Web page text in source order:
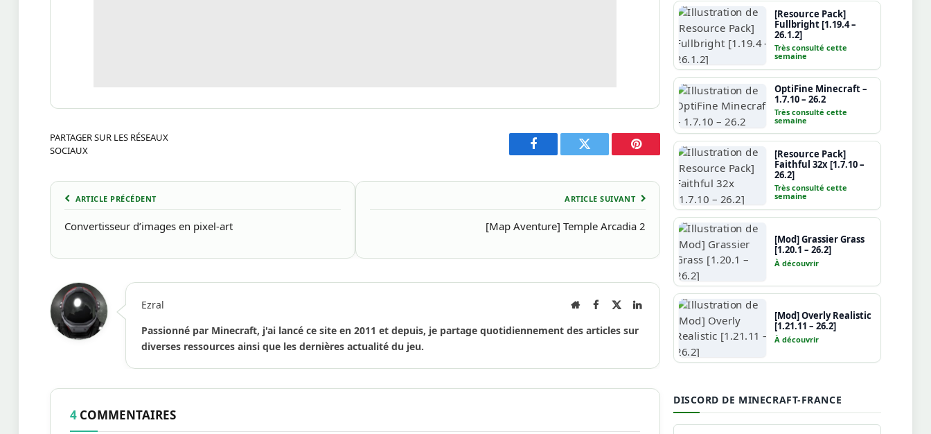
PARTAGER SUR LES RÉSEAUX
SOCIAUX
Facebook Twitter Pinterest
ARTICLE PRÉCÉDENT
Convertisseur d’images en pixel-art
ARTICLE SUIVANT
[Map Aventure] Temple Arcadia 2
Ezral
Site Facebook LinkedIn
Passionné par Minecraft, j'ai lancé ce site en 2011 et depuis, je partage quotidiennement des articles sur
diverses ressources ainsi que les dernières actualité du jeu.
4 COMMENTAIRES
[Resource Pack]
Fullbright [1.19.4 –
26.1.2]
Très consulté cette
semaine
OptiFine Minecraft –
1.7.10 – 26.2
Très consulté cette
semaine
[Resource Pack]
Faithful 32x [1.7.10 –
26.2]
Très consulté cette
semaine
[Mod] Grassier Grass
[1.20.1 – 26.2]
À découvrir
[Mod] Overly Realistic
[1.21.11 – 26.2]
À découvrir
DISCORD DE MINECRAFT-FRANCE